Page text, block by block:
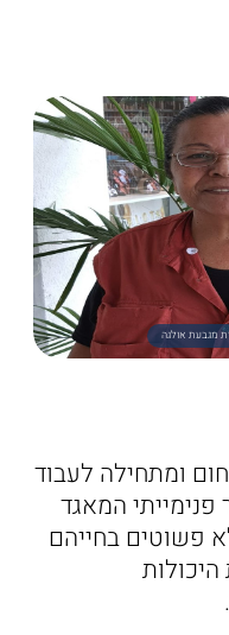
מגבעת אולגה
ומתחילה לעבוד
המאגד
פשוטים בחייהם